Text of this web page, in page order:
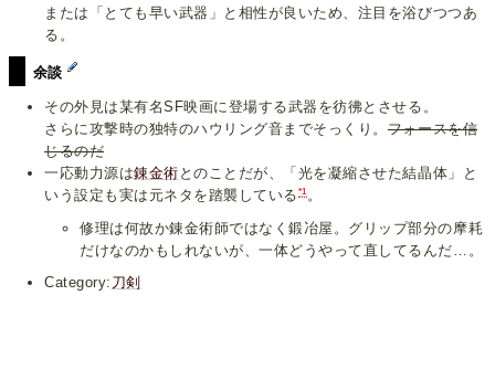
または「とても早い武器」と相性が良いため、注目を浴びつつあ
る。
余談
その外見は某有名SF映画に登場する武器を彷彿とさせる。
さらに攻撃時の独特のハウリング音までそっくり。 フォースを信
じるのだ
一応動力源は錬金術 とのことだが、「光を凝縮させた結晶体」と
いう設定も実は元ネタを踏襲している *1。
修理は何故か錬金術師ではなく鍛冶屋。グリップ部分の摩耗
だけなのかもしれないが、一体どうやって直してるんだ…。
Category: 刀剣